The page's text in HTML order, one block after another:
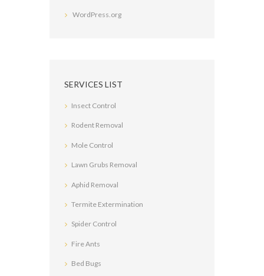
WordPress.org
SERVICES LIST
Insect Control
Rodent Removal
Mole Control
Lawn Grubs Removal
Aphid Removal
Termite Extermination
Spider Control
Fire Ants
Bed Bugs